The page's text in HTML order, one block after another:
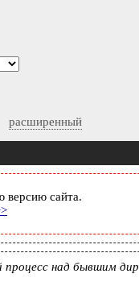
расширенный
версию сайта.
процесс над бывшим